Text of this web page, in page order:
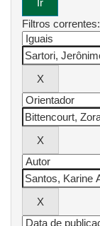
Filtros correntes: